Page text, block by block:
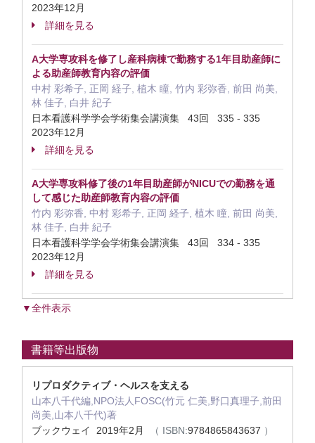
2023年12月
詳細を見る
A大学専攻科を修了し産科病棟で勤務する1年目助産師に
よる助産師教育内容の評価
中村 彩希子, 正岡 経子, 植木 瞳, 竹内 彩弥香, 前田 尚美,
林 佳子, 白井 紀子
日本看護科学学会学術集会講演集 43回 335 - 335
2023年12月
詳細を見る
A大学専攻科修了後の1年目助産師がNICUでの勤務を通
して感じた助産師教育内容の評価
竹内 彩弥香, 中村 彩希子, 正岡 経子, 植木 瞳, 前田 尚美,
林 佳子, 白井 紀子
日本看護科学学会学術集会講演集 43回 334 - 335
2023年12月
詳細を見る
▼全件表示
書籍等出版物
リプロダクティブ・ヘルスを支える
山本八千代編,NPO法人FOSC(竹元 仁美,野口真理子,前田
尚美,山本八千代)著
ブックウェイ 2019年2月
（ ISBN:9784865843637 ）